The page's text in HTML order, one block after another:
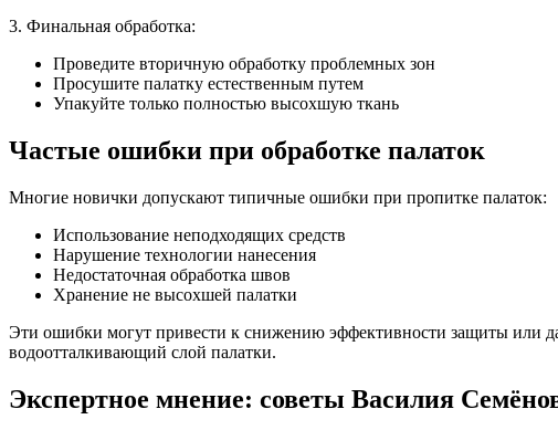
3. Финальная обработка:
Проведите вторичную обработку проблемных зон
Просушите палатку естественным путем
Упакуйте только полностью высохшую ткань
Частые ошибки при обработке палаток
Многие новички допускают типичные ошибки при пропитке палаток:
Использование неподходящих средств
Нарушение технологии нанесения
Недостаточная обработка швов
Хранение не высохшей палатки
Эти ошибки могут привести к снижению эффективности защиты или
водоотталкивающий слой палатки.
Экспертное мнение: советы Василия